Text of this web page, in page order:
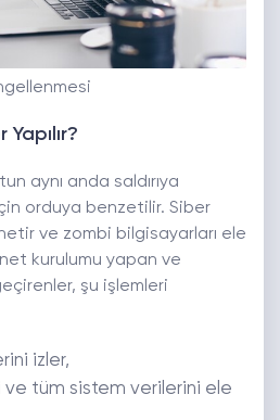
aynı anda saldırıya
orduya benzetilir. Siber
ve zombi bilgisayarları ele
kurulumu yapan ve
şu işlemleri
izler,
ve tüm sistem verilerini ele